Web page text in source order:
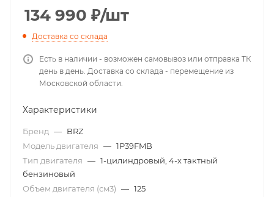
134 990 ₽/шт
Доставка со склада
Есть в наличии - возможен самовывоз или отправка ТК
день в день. Доставка со склада - перемещение из
Московской области.
Характеристики
Бренд — BRZ
Модель двигателя — 1P39FMB
Тип двигателя — 1-цилиндровый, 4-х тактный
бензиновый
Объем двигателя (см3) — 125